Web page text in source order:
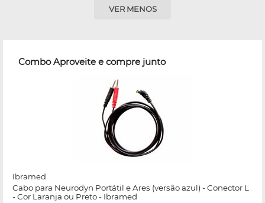
VER MENOS
Combo Aproveite e compre junto
Ibramed
Cabo para Neurodyn Portátil e Ares (versão azul) - Conector L
- Cor Laranja ou Preto - Ibramed